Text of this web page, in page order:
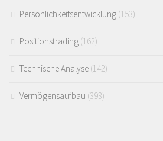
Persönlichkeitsentwicklung (153)
Positionstrading (162)
Technische Analyse (142)
Vermögensaufbau (393)